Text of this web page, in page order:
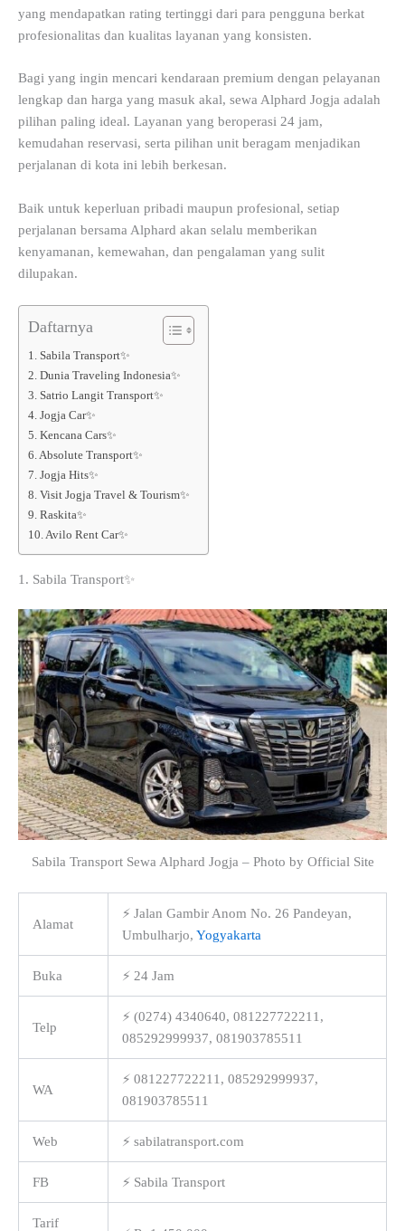
yang mendapatkan rating tertinggi dari para pengguna berkat
profesionalitas dan kualitas layanan yang konsisten.
Bagi yang ingin mencari kendaraan premium dengan pelayanan
lengkap dan harga yang masuk akal, sewa Alphard Jogja adalah
pilihan paling ideal. Layanan yang beroperasi 24 jam,
kemudahan reservasi, serta pilihan unit beragam menjadikan
perjalanan di kota ini lebih berkesan.
Baik untuk keperluan pribadi maupun profesional, setiap
perjalanan bersama Alphard akan selalu memberikan
kenyamanan, kemewahan, dan pengalaman yang sulit
dilupakan.
Daftarnya
1. Sabila Transport✨
2. Dunia Traveling Indonesia✨
3. Satrio Langit Transport✨
4. Jogja Car✨
5. Kencana Cars✨
6. Absolute Transport✨
7. Jogja Hits✨
8. Visit Jogja Travel & Tourism✨
9. Raskita✨
10. Avilo Rent Car✨
1. Sabila Transport✨
Sabila Transport Sewa Alphard Jogja – Photo by Official Site
Alamat
⚡ Jalan Gambir Anom No. 26 Pandeyan,
Umbulharjo, Yogyakarta
Buka ⚡ 24 Jam
Telp
⚡ (0274) 4340640, 081227722211,
085292999937, 081903785511
WA
⚡ 081227722211, 085292999937,
081903785511
Web ⚡ sabilatransport.com
FB ⚡ Sabila Transport
Tarif